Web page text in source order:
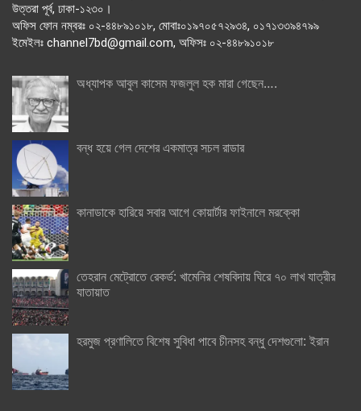
উত্তরা পূর্ব, ঢাকা-১২৩০।
অফিস ফোন নম্বরঃ ০২-৪৪৮৯১০১৮, মোবাঃ০১৯৭০৫৭২৯৩৪, ০১৭১৩৩৯৪৭৯৯
ইমেইলঃ channel7bd@gmail.com, অফিসঃ ০২-৪৪৮৯১০১৮
অধ্যাপক আবুল কাসেম ফজলুল হক মারা গেছেন….
বন্ধ হয়ে গেল দেশের একমাত্র সচল রাডার
কানাডাকে হারিয়ে সবার আগে কোয়ার্টার ফাইনালে মরক্কো
তেহরান মেট্রোতে রেকর্ড: খামেনির শেষবিদায় ঘিরে ৭০ লাখ যাত্রীর
যাতায়াত
হরমুজ প্রণালিতে বিশেষ সুবিধা পাবে চীনসহ বন্ধু দেশগুলো: ইরান